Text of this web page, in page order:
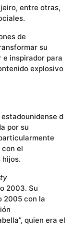
entre otras,
de
su
e inspirador para
explosivo
d
por su
el
hijos.
2003. Su
2005 con la
quien era el